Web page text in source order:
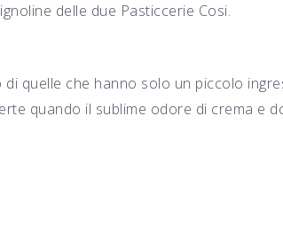
delle due Pasticcerie Cosi.
quelle che hanno solo un piccolo
quando il sublime odore di crema e